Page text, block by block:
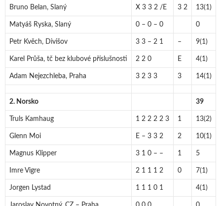
Bruno Belan, Slaný X 3 3 2 /E 3 2 13(1)
Matyáš Ryska, Slaný 0 – 0 – 0 0
Petr Kvěch, Divišov 3 3 – 2 1 – 9(1)
Karel Průša, tč bez klubové příslušnosti 2 2 0 E 4(1)
Adam Nejezchleba, Praha 3 2 3 3 3 14(1)
2. Norsko 39
Truls Kamhaug 1 2 2 2 2 3 1 13(2)
Glenn Moi E – 3 3 2 2 10(1)
Magnus Klipper 3 1 0 – – 1 5
Imre Vigre 2 1 1 1 2 0 7(1)
Jorgen Lystad 1 1 1 0 1 4(1)